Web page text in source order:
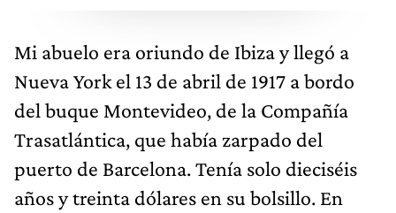
Mi abuelo era oriundo de Ibiza y llegó a
Nueva York el 13 de abril de 1917 a bordo
del buque Montevideo, de la Compañía
Trasatlántica, que había zarpado del
puerto de Barcelona. Tenía solo dieciséis
años y treinta dólares en su bolsillo. En